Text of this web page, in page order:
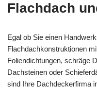
Flachdach
Egal ob Sie einen
Flachdachkonstruktionen
Foliendichtungen, schräge
Dachsteinen oder
sind Ihre Dachdeckerfirma